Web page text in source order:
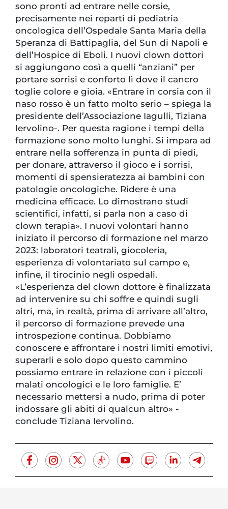
sono pronti ad entrare nelle corsie,
precisamente nei reparti di pediatria
oncologica dell’Ospedale Santa Maria della
Speranza di Battipaglia, del Sun di Napoli e
dell’Hospice di Eboli. I nuovi clown dottori
si aggiungono così a quelli “anziani” per
portare sorrisi e conforto lì dove il cancro
toglie colore e gioia. «Entrare in corsia con il
naso rosso è un fatto molto serio – spiega la
presidente dell’Associazione Iagulli, Tiziana
Iervolino-. Per questa ragione i tempi della
formazione sono molto lunghi. Si impara ad
entrare nella sofferenza in punta di piedi,
per donare, attraverso il gioco e i sorrisi,
momenti di spensieratezza ai bambini con
patologie oncologiche. Ridere è una
medicina efficace. Lo dimostrano studi
scientifici, infatti, si parla non a caso di
clown terapia». I nuovi volontari hanno
iniziato il percorso di formazione nel marzo
2023: laboratori teatrali, giocoleria,
esperienza di volontariato sul campo e,
infine, il tirocinio negli ospedali.
«L’esperienza del clown dottore è finalizzata
ad intervenire su chi soffre e quindi sugli
altri, ma, in realtà, prima di arrivare all’altro,
il percorso di formazione prevede una
introspezione continua. Dobbiamo
conoscere e affrontare i nostri limiti emotivi,
superarli e solo dopo questo cammino
possiamo entrare in relazione con i piccoli
malati oncologici e le loro famiglie. E’
necessario mettersi a nudo, prima di poter
indossare gli abiti di qualcun altro» -
conclude Tiziana Iervolino.